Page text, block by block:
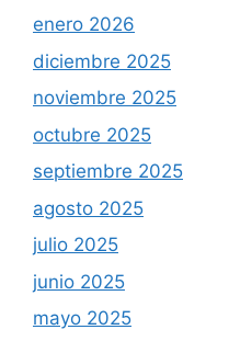
enero 2026
diciembre 2025
noviembre 2025
octubre 2025
septiembre 2025
agosto 2025
julio 2025
junio 2025
mayo 2025